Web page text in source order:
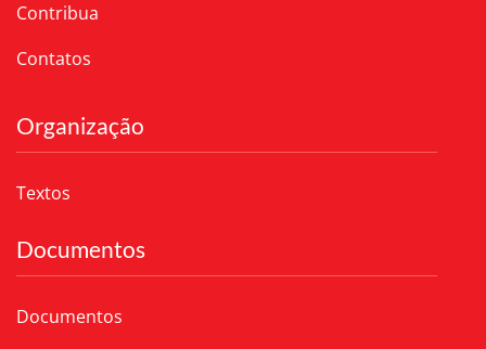
Contribua
Contatos
Organização
Textos
Documentos
Documentos